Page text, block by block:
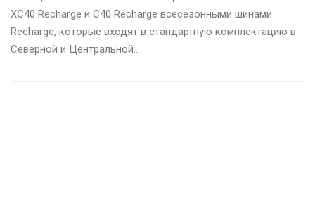
XC40 Recharge и C40 Recharge всесезонными шинами
Recharge, которые входят в стандартную комплектацию в
Северной и Центральной…